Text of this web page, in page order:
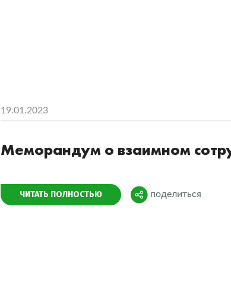
19.01.2023
Меморандум о взаимном
ЧИТАТЬ ПОЛНОСТЬЮ Поделиться
поделиться